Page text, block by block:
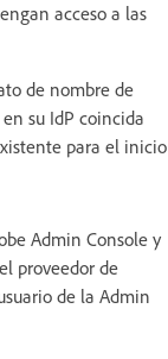
acceso a las
de nombre de
su IdP coincida
para el inicio
Admin Console y
proveedor de
de la Admin